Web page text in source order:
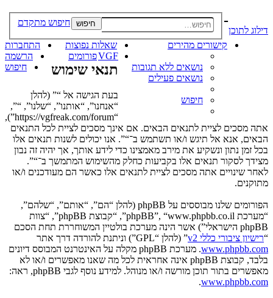
דילוג לתוכן
חיפוש חיפוש מתקדם
קישורים מהירים
נושאים ללא תגובות
נושאים פעילים
חיפוש
שאלות נפוצות
התחברות
הרשמה
VGFפורומים
חיפוש
-
תנאי שימוש
בעת הגישה אל “” (להלן
“אנחנו”, “אותנו”, “שלנו”, “”,
“https://vgfreak.com/forum”),
אתה מסכים לציית לתנאים הבאים. אם אינך מסכים לציית לכל התנאים
הבאים, אנא אל תיגש ו/או תשתמש ב־“”. אנו יכולים לשנות תנאים אלו
בכל זמן נתון ונשקיע את מירב מאמצינו כדי לידע אותך, אך יהיה זה נבון
מצידך לסקור תנאים אלו בקביעות כחלק מהשימוש המתמשך ב־“”.
לאחר שינויים אתה מסכים לציית לתנאים אלו כאשר הם מעודכנים ו/או
מתוקנים.
הפורומים שלנו מבוססים על phpBB (להלן “הם”, “אותם”, “שלהם”,
“מערכת phpBB”, “www.phpbb.co.il”, “קבוצת phpBB”, “צוות
phpBB הישראלי”) אשר הינה מערכת בולטיין המשוחררת תחת הסכם
“רישיון ציבורי כללי v2
” (להלן “GPL”) וניתנת להורדה דרך אתר
www.phpbb.com
. מערכת phpBB מקלה על האינטרנט המבוסס דיונים
בלבד, קבוצת phpBB אינה אחראית לכל מה שאנו מאפשרים ו/או לא
מאפשרים בתור תוכן מורשה ו/או מנוהל. למידע נוסף לגבי phpBB, ראה:
www.phpbb.com
.